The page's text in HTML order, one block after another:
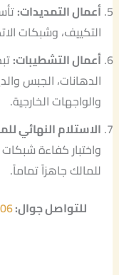
أعمال التمديدات:
التكييف، وشبكات
أعمال التشطيبات:
الدهانات، الجبس
والواجهات الخارجية.
الاستلام النهائي
واختبار كفاءة
للمالك جاهزاً تماماً.
للتواصل جوال: